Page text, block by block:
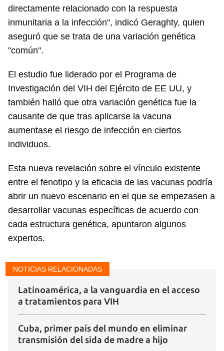
directamente relacionado con la respuesta
inmunitaria a la infección", indicó Geraghty, quien
aseguró que se trata de una variación genética
"común".
El estudio fue liderado por el Programa de
Investigación del VIH del Ejército de EE UU, y
también halló que otra variación genética fue la
causante de que tras aplicarse la vacuna
aumentase el riesgo de infección en ciertos
individuos.
Esta nueva revelación sobre el vínculo existente
entre el fenotipo y la eficacia de las vacunas podría
abrir un nuevo escenario en el que se empezasen a
desarrollar vacunas específicas de acuerdo con
cada estructura genética, apuntaron algunos
expertos.
NOTICIAS RELACIONADAS
Latinoamérica, a la vanguardia en el acceso
a tratamientos para VIH
Cuba, primer país del mundo en eliminar
transmisión del sida de madre a hijo